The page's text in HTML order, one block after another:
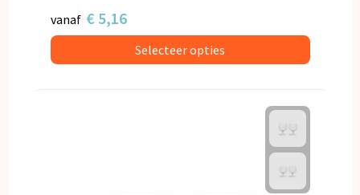
vanaf € 5,16
Selecteer opties